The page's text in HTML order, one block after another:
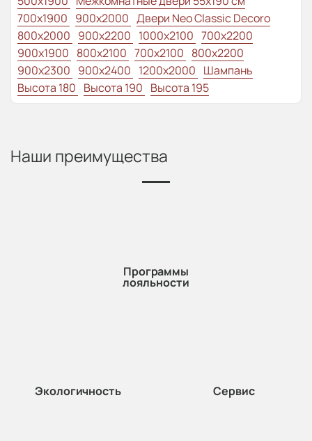
700x1900 900x2000 Двери Neo Classic Decoro
800x2000 900x2200 1000x2100 700x2200
900x1900 800x2100 700x2100 800x2200
900x2300 900x2400 1200x2000 Шампань
Высота 180 Высота 190 Высота 195
Наши преимущества
Программы
лояльности
Экологичность Сервис